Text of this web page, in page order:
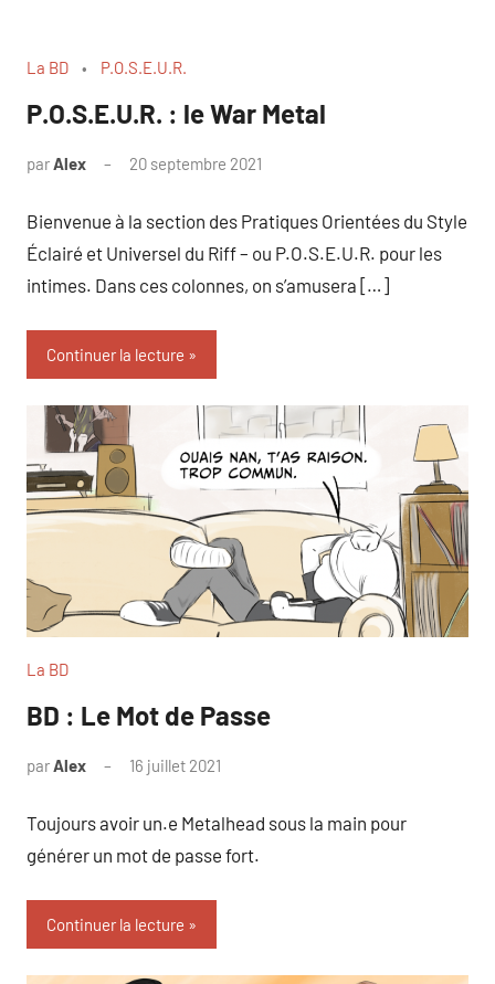
La BD P.O.S.E.U.R.
P.O.S.E.U.R. : le War Metal
parAlex 20 septembre 2021
Bienvenue à la section des Pratiques Orientées du Style
Éclairé et Universel du Riff – ou P.O.S.E.U.R. pour les
intimes. Dans ces colonnes, on s’amusera […]
Continuer la lecture
La BD
BD : Le Mot de Passe
parAlex 16 juillet 2021
Toujours avoir un.e Metalhead sous la main pour
générer un mot de passe fort.
Continuer la lecture